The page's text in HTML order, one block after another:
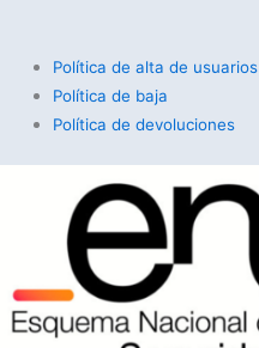
Política de alta de usuarios
Política de baja
Política de devoluciones